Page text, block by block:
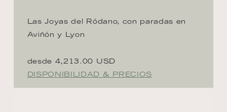
Las Joyas del Ródano, con paradas en
Aviñón y Lyon
desde 4,213.00 USD
DISPONIBILIDAD & PRECIOS